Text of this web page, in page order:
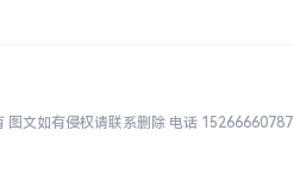
文如有侵权请联系删除 电话 15266660787